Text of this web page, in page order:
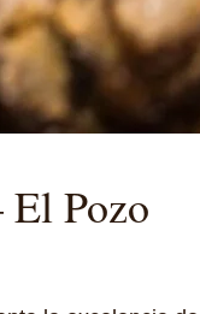
El Pozo